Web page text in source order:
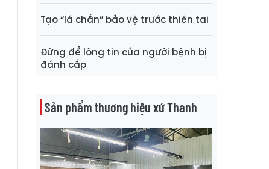
Tạo “lá chắn” bảo vệ trước thiên tai
Đừng để lòng tin của người bệnh bị
đánh cắp
Sản phẩm thương hiệu xứ Thanh